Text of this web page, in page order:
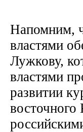
Напомним,
властями
Лужкову,
властями
развитии
восточного